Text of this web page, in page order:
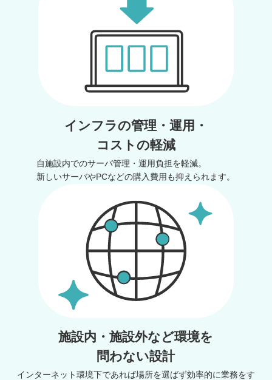
インフラの管理・運用・
コストの軽減
自施設内でのサーバ管理・運用負担を軽減。
新しいサーバやPCなどの購入費用も抑えられます。
施設内・施設外など環境を
問わない設計
インターネット環境下であれば場所を選ばず効率的に業務をす